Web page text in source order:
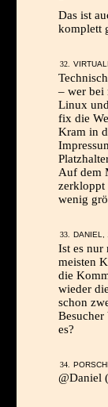
Das ist
komplett
– wer bei
Linux
fix die
Kram in
Auf dem
zerkloppt
wenig
Ist es nur
meisten
die
wieder
schon
Besucher
es?
@Daniel